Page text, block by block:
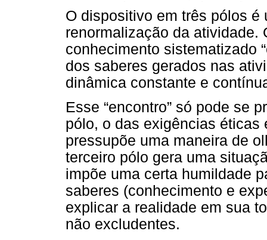
O dispositivo em três pólos
renormalização da atividade.
conhecimento sistematizado
dos saberes gerados nas
dinâmica constante e
Esse “encontro” só pode se
pólo, o das exigências
pressupõe uma maneira de
terceiro pólo gera uma
impõe uma certa humildade
saberes (conhecimento e
explicar a realidade em sua
não excludentes.